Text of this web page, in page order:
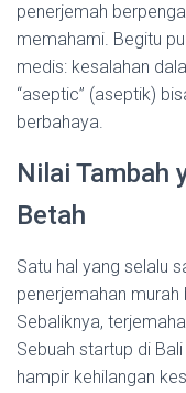
penerjemah
memahami. Begitu
medis: kesalahan
“aseptic” (aseptik)
berbahaya.
Nilai Tambah
Betah
Satu hal yang selalu
penerjemahan
Sebaliknya,
Sebuah startup di
hampir kehilangan